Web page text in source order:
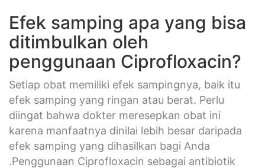
Efek samping apa yang bisa
ditimbulkan oleh
penggunaan Ciprofloxacin?
Setiap obat memiliki efek sampingnya, baik itu
efek samping yang ringan atau berat. Perlu
diingat bahwa dokter meresepkan obat ini
karena manfaatnya dinilai lebih besar daripada
efek samping yang dihasilkan bagi Anda
.Penggunaan Ciprofloxacin sebagai antibiotik